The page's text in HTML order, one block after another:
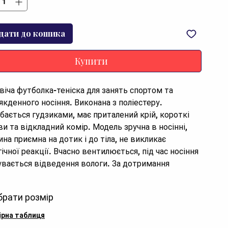
до кошика
Купити
футболка-теніска для занять спортом та
носіння. Виконана з поліестеру.
гудзиками, має приталений крій, короткі
та відкладний комір. Модель зручна в носінні,
приємна на дотик і до тіла, не викликає
реакції. Вчасно вентилюється, під час носіння
відведення вологи. За дотримання
100% поліестер
чорний
розмір
таблиця